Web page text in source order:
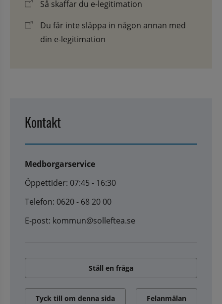
Så skaffar du e-legitimation
Du får inte släppa in någon annan med
din e-legitimation
Kontakt
Medborgarservice
Öppettider: 07:45 - 16:30
Telefon: 0620 - 68 20 00
E-post: kommun@solleftea.se
Ställ en fråga
Tyck till om denna sida Felanmälan